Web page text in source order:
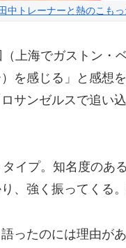
田中トレーナーと熱のこも
上海でガストン・
を感じる」と感
サンゼルスで追
イプ。知名度のあ
、強く振ってくる
ったのには理由が